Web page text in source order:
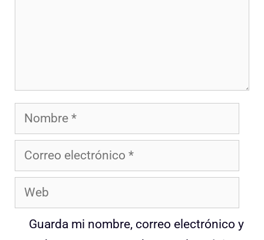
Nombre
Correo
electrónico
Web
Guarda mi nombre, correo electrónico y